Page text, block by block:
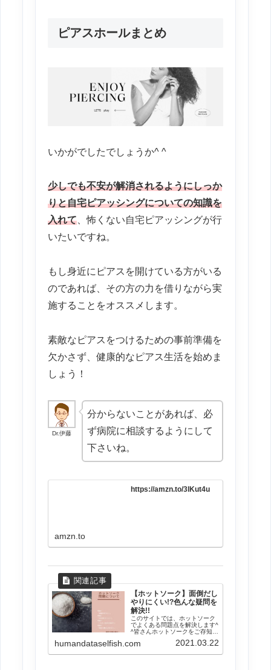
ピアスホールまとめ
いかがでしたでしょうか^ ^
少しでも不安が解消されるようにしっか
りと自宅ピアッシングについての知識を
入れて、怖くない自宅ピアッシングが行
いたいですね。
もし身近にピアスを開けている方がいる
のであれば、その方の力を借りながら実
施することをオススメします。
素敵なピアスをつけるための事前準備を
欠かさず、健康的なピアス生活を始めま
しょう！
Dr.伊藤
分からないことがあれば、必
ず病院に相談するようにして
下さいね。
https://amzn.to/3lKut4u
amzn.to
【ホットソーク】面倒だし
やりにくい!?色んな疑問を
解決!!
このサイトでは、ホットソーク
でよくある問題点を解決します^
^皆さんホットソークをご存知で
どに利用される民間治療のこと
humandataselfish.com 2021.03.22